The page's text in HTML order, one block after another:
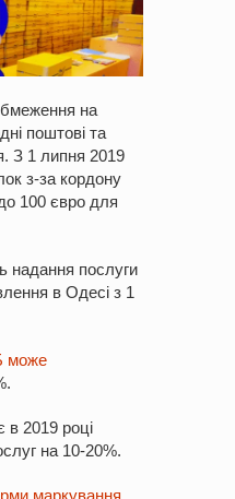
на
поштові та
З 1 липня 2019
з-за кордону
100 євро для
надання послуги
в Одесі з 1
може
в 2019 році
на 10-20%.
маркування